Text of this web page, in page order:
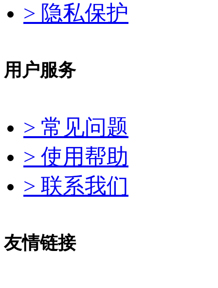
> 隐私保护
用户服务
> 常见问题
> 使用帮助
> 联系我们
友情链接